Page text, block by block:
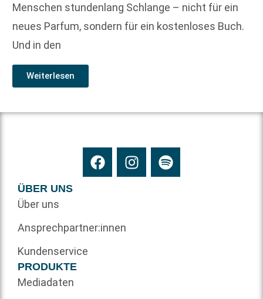
Menschen stundenlang Schlange – nicht für ein
neues Parfum, sondern für ein kostenloses Buch.
Und in den
Weiterlesen
ÜBER UNS
Über uns
Ansprechpartner:innen
Kundenservice
PRODUKTE
Mediadaten